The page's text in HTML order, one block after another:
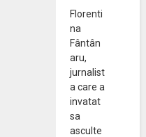
Florenti
na
Fântân
aru,
jurnalist
a care a
invatat
sa
asculte